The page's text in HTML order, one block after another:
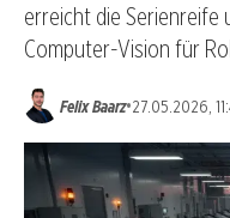
erreicht die Serienreife
Computer-Vision für
Felix Baarz•27.05.2026,